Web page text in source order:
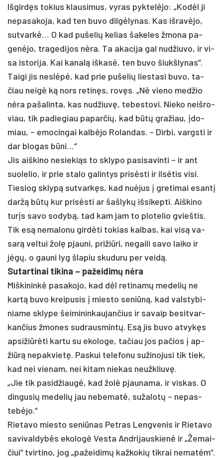
Iš­girdęs to­kius klau­si­mus, vy­ras pyk­telė­jo: „Kodėl ji
ne­pa­sa­ko­ja, kad ten bu­vo dilgė­ly­nas. Kas iš­ravė­jo,
su­tvarkė… O kad pu­še­lių ke­lias ša­ke­les žmo­na pa­
genė­jo, tra­ge­di­jos nėra. Ta aka­ci­ja gal nu­džiu­vo, ir vi­
sa is­to­ri­ja. Kai ka­nalą iš­kasė, ten bu­vo šiukš­ly­nas“.
Tai­gi jis ne­slėpė, kad prie pu­še­lių lies­ta­si bu­vo, ta­
čiau neigė ką nors re­tinęs, rovęs. „Nė vie­no med­žio
nėra pa­ša­lin­ta, kas nu­džiuvę, te­bes­to­vi. Nie­ko neiš­ro­
viau, tik pa­die­giau pa­par­čių, kad būtų gra­žiau, įdo­
miau, – emo­cin­gai kalbė­jo Ro­lan­das. – Dir­bi, vargs­ti ir
dar blo­gas būni…“
Jis aiš­ki­no ne­sie­kiąs to skly­po pa­si­sa­vin­ti – ir ant
suo­le­lio, ir prie sta­lo ga­lin­tys pri­sėsti ir ilsė­tis vi­si.
Tie­siog sklypą su­tvarkęs, kad nu­ėjus į gre­ti­mai esantį
daržą būtų kur pri­sėsti ar šaš­lykų iš­si­kep­ti. Aiš­ki­no
turįs sa­vo so­dybą, tad kam jam to plo­te­lio gvieš­tis.
Tik esą ne­ma­lo­nu girdė­ti to­kias kal­bas, kai visą va­
sarą vel­tui žolę pjau­ni, pri­žiū­ri, ne­gai­li sa­vo lai­ko ir
jėgų, o gau­ni lyg šla­piu sku­du­ru per veidą.
Su­tar­ti­nai ti­ki­na – pa­žei­dimų nėra
Miš­ki­ninkė pa­sa­ko­jo, kad dėl re­ti­namų me­de­lių ne
kartą bu­vo krei­pu­sis į mies­to se­niūną, kad vals­ty­bi­
nia­me skly­pe šei­mi­nin­kau­jan­čius ir sa­vaip be­si­tvar­
kan­čius žmo­nes su­draus­mintų. Esą jis bu­vo at­vykęs
ap­si­žiūrė­ti kar­tu su eko­lo­ge, ta­čiau jos pa­čios į ap­
žiūrą ne­pak­vietę. Pas­kui te­le­fo­nu su­ži­no­ju­si tik tiek,
kad nei vie­nam, nei ki­tam nie­kas neužk­liuvę.
„Jie tik pa­si­džiaugė, kad žolė pjau­na­ma, ir vis­kas. O
din­gu­sių me­de­lių jau ne­be­matė, su­ža­lotų – ne­pas­
tebė­jo.“
Rie­ta­vo mies­to se­niū­nas Pet­ras Leng­ve­nis ir Rie­ta­vo
sa­vi­val­dybės eko­logė Ves­ta And­ri­jaus­kienė ir „Že­mai­
čiui“ tvir­ti­no, jog „pa­žei­dimų kaž­ko­kių tik­rai ne­matėm“.